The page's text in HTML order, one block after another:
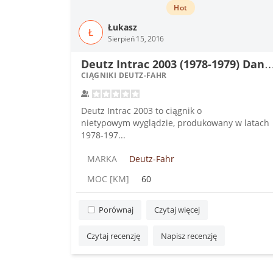
Ł Łukasz
Sierpień 15, 2016
Hot
eutz Intrac 2003
CIĄGNIKI DEUTZ-FAHR
Deutz Intrac 2003 to ciągnik o
nietypowym wyglądzie, produkowany w latach
1978-197...
MARKA
Deutz-Fahr
MOC [KM]
60
Porównaj Czytaj więcej
Czytaj recenzję Napisz recenzję